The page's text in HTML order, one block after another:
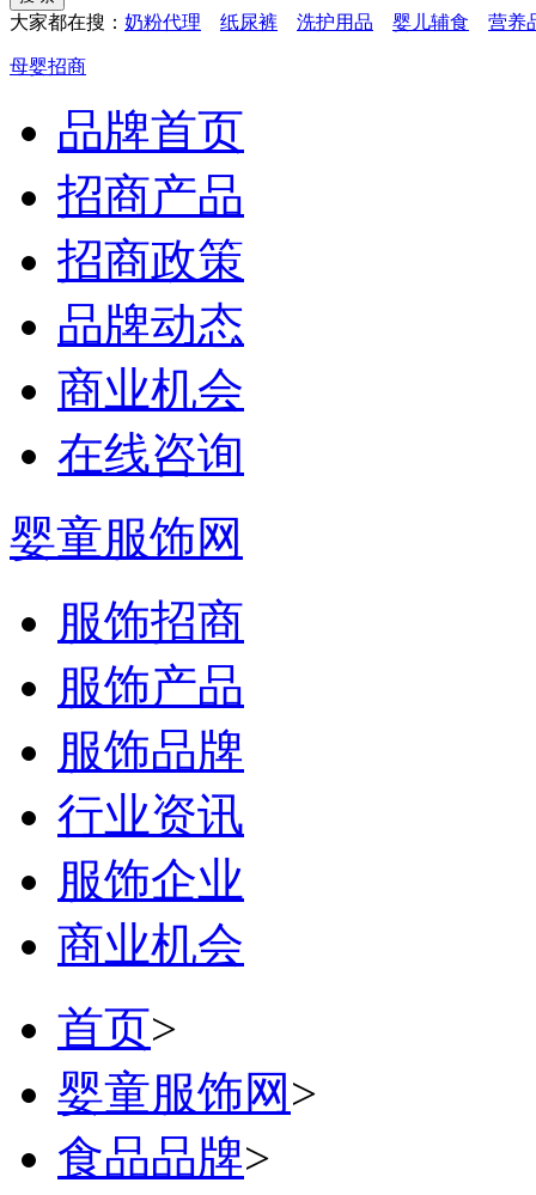
大家都在搜： 奶粉代理 纸尿裤 洗护用品 婴儿辅食 营养
母婴招商
品牌首页
招商产品
招商政策
品牌动态
商业机会
在线咨询
婴童服饰网
服饰招商
服饰产品
服饰品牌
行业资讯
服饰企业
商业机会
首页>
婴童服饰网 >
食品品牌>